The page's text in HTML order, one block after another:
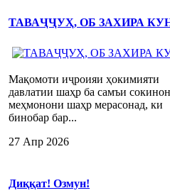
ТАВАҶҶУҲ, ОБ ЗАХИРА
Мақомоти иҷроияи ҳокимияти
давлатии шаҳр ба самъи
меҳмонони шаҳр мерасонад, ки
бинобар бар...
27 Апр 2026
Диққат! Озмун!